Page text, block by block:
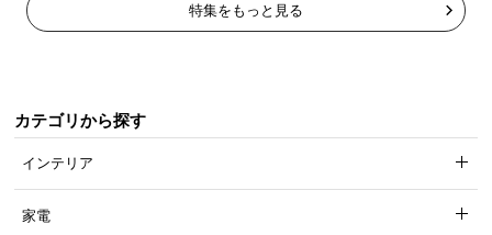
特集をもっと見る
カテゴリから探す
インテリア
家電